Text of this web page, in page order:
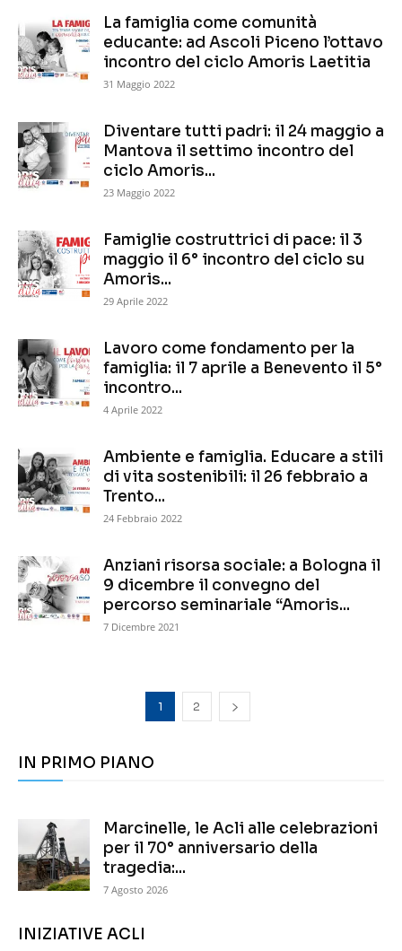
La famiglia come comunità
educante: ad Ascoli Piceno l’ottavo
incontro del ciclo Amoris Laetitia
31 Maggio 2022
Diventare tutti padri: il 24 maggio a
Mantova il settimo incontro del
ciclo Amoris...
23 Maggio 2022
Famiglie costruttrici di pace: il 3
maggio il 6° incontro del ciclo su
Amoris...
29 Aprile 2022
Lavoro come fondamento per la
famiglia: il 7 aprile a Benevento il 5°
incontro...
4 Aprile 2022
Ambiente e famiglia. Educare a stili
di vita sostenibili: il 26 febbraio a
Trento...
24 Febbraio 2022
Anziani risorsa sociale: a Bologna il
9 dicembre il convegno del
percorso seminariale “Amoris...
7 Dicembre 2021
1 2
IN PRIMO PIANO
Marcinelle, le Acli alle celebrazioni
per il 70° anniversario della
tragedia:...
7 Agosto 2026
INIZIATIVE ACLI